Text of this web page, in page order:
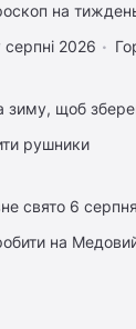
на
2026
зиму, щоб
рушники
свято 6 серпня
на